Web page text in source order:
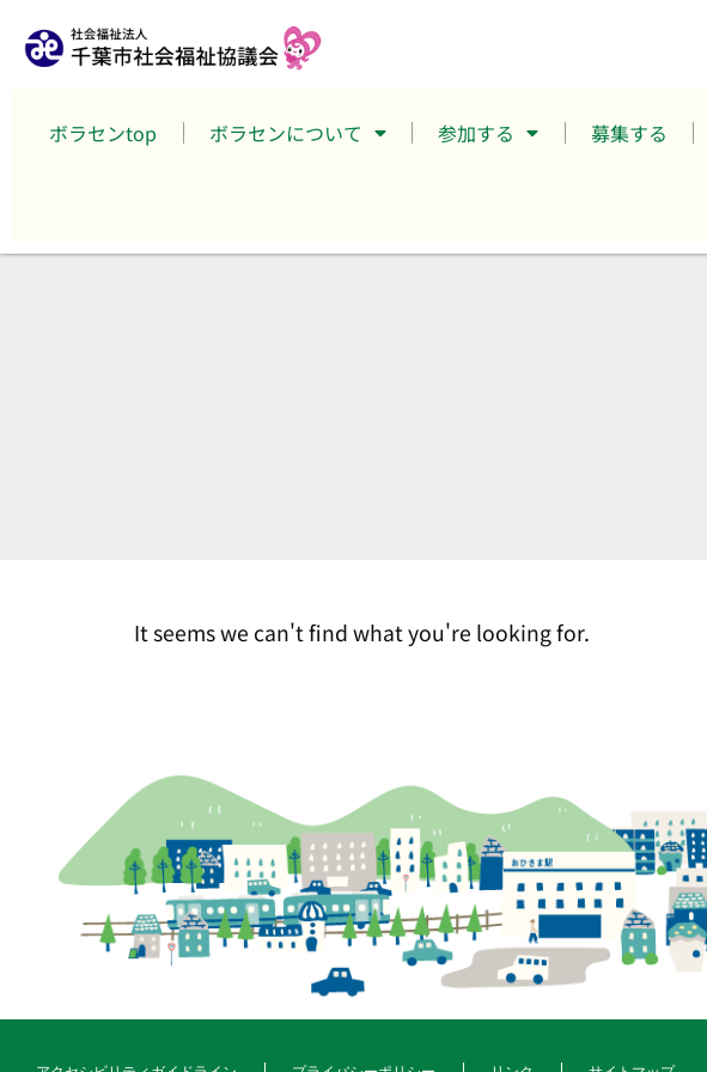
ボラセンtop ボラセンについて 参加する 募集する
It seems we can't find what you're looking for.